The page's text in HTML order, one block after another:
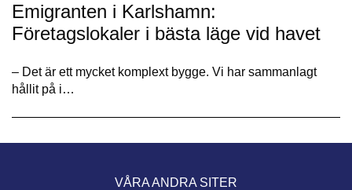
Emigranten i Karlshamn:
Företagslokaler i bästa läge vid havet
– Det är ett mycket komplext bygge. Vi har sammanlagt
hållit på i…
VÅRA ANDRA SITER